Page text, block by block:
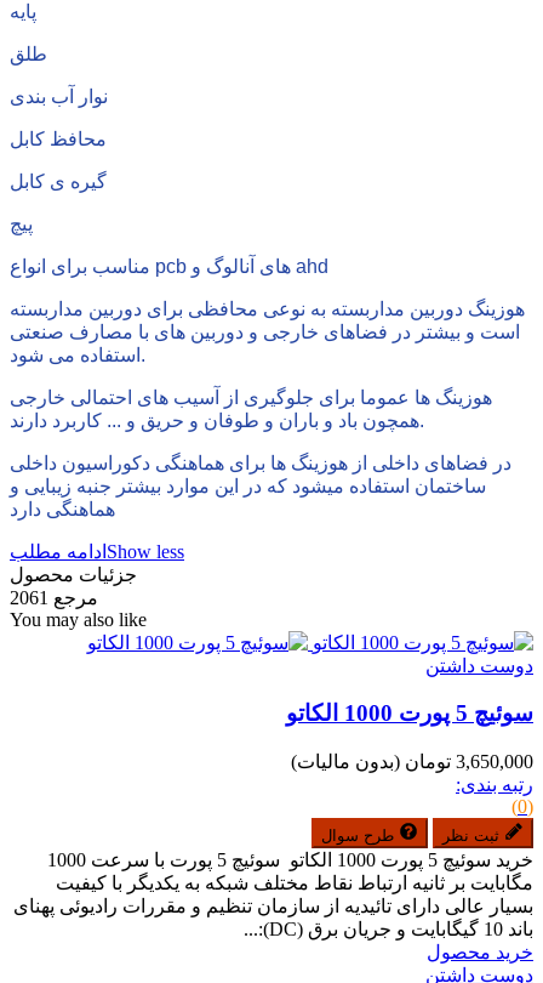
پایه
طلق
نوار آب بندی
محافظ کابل
گیره ی کابل
پیچ
مناسب برای انواع pcb های آنالوگ و ahd
هوزینگ دوربین مداربسته به نوعی محافظی برای دوربین مداربسته
است و بیشتر در فضاهای خارجی و دوربین های با مصارف صنعتی
استفاده می شود.
هوزینگ ها عموما برای جلوگیری از آسیب های احتمالی خارجی
همچون باد و باران و طوفان و حریق و ... کاربرد دارند.
در فضاهای داخلی از هوزینگ ها برای هماهنگی دکوراسیون داخلی
ساختمان استفاده میشود که در این موارد بیشتر جنبه زیبایی و
ادامه مطلب Show less
جزئیات محصول
مرجع 2061
You may also like
دوست داشتن
سوئیچ 5 پورت 1000 الکاتو
3,650,000 تومان
(بدون مالیات)
رتبه بندی:
(0)
ثبت نظر طرح سوال
خرید سوئیچ 5 پورت 1000 الکاتو سوئیچ 5 پورت با سرعت 1000
مگابایت بر ثانیه ارتباط نقاط مختلف شبکه به یکدیگر با کیفیت
بسیار عالی دارای تائیدیه از سازمان تنظیم و مقررات رادیوئی پهنای
باند 10 گیگابایت و جریان برق (DC):...
خرید محصول
دوست داشتن